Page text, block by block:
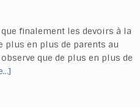
finalement les devoirs à la
plus en plus de parents au
que de plus en plus de